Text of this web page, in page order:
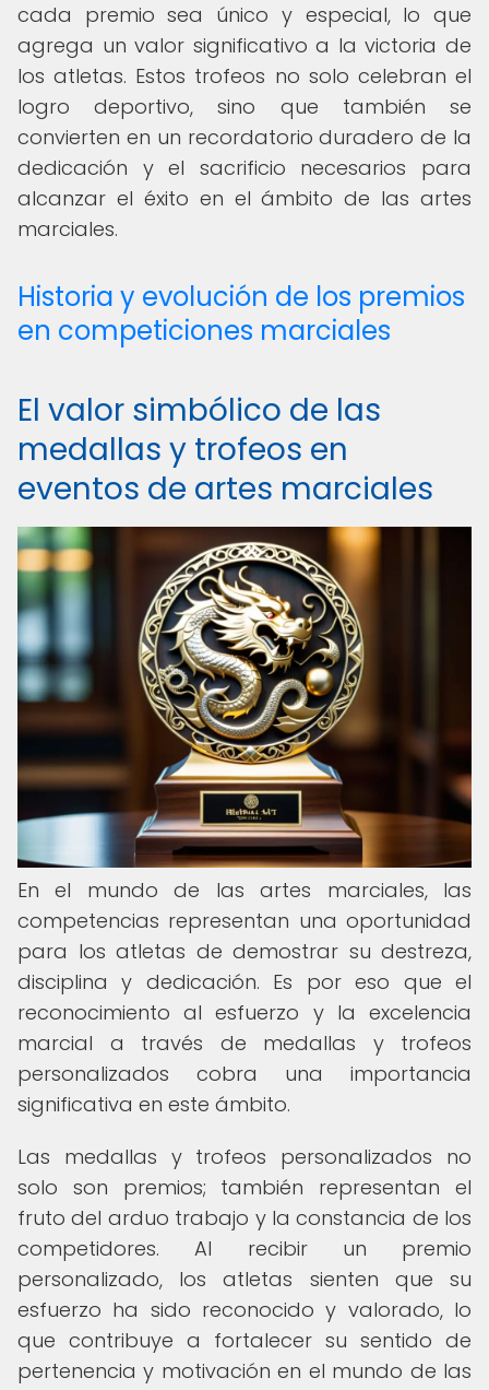
cada premio sea único y especial, lo que
agrega un valor significativo a la victoria de
los atletas. Estos trofeos no solo celebran el
logro deportivo, sino que también se
convierten en un recordatorio duradero de la
dedicación y el sacrificio necesarios para
alcanzar el éxito en el ámbito de las artes
marciales.
Historia y evolución de los premios
en competiciones marciales
El valor simbólico de las
medallas y trofeos en
eventos de artes marciales
En el mundo de las artes marciales, las
competencias representan una oportunidad
para los atletas de demostrar su destreza,
disciplina y dedicación. Es por eso que el
reconocimiento al esfuerzo y la excelencia
marcial a través de medallas y trofeos
personalizados cobra una importancia
significativa en este ámbito.
Las medallas y trofeos personalizados no
solo son premios; también representan el
fruto del arduo trabajo y la constancia de los
competidores. Al recibir un premio
personalizado, los atletas sienten que su
esfuerzo ha sido reconocido y valorado, lo
que contribuye a fortalecer su sentido de
pertenencia y motivación en el mundo de las